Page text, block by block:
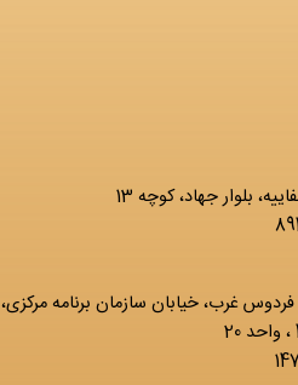
بلوار جهاد، کوچه 13
غرب، خیابان سازمان برنامه مرکزی،